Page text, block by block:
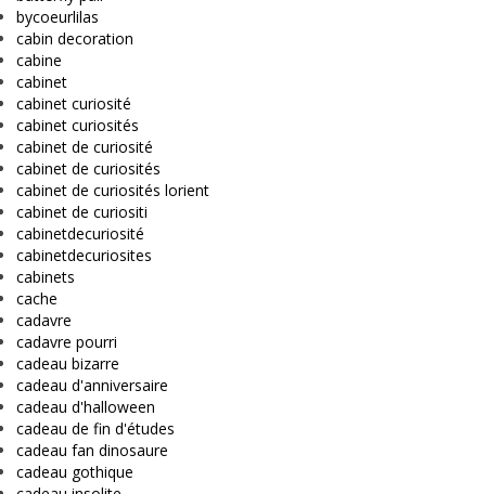
bycoeurlilas
cabin decoration
cabine
cabinet
cabinet curiosité
cabinet curiosités
cabinet de curiosité
cabinet de curiosités
cabinet de curiosités lorient
cabinet de curiositi
cabinetdecuriosité
cabinetdecuriosites
cabinets
cache
cadavre
cadavre pourri
cadeau bizarre
cadeau d'anniversaire
cadeau d'halloween
cadeau de fin d'études
cadeau fan dinosaure
cadeau gothique